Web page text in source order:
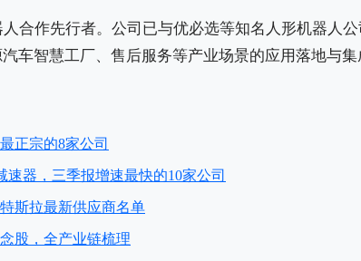
合作先行者。公司已与优必选等知名人形机器人
车智慧工厂、售后服务等产业场景的应用落地与集
正宗的8家公司
速器，三季报增速最快的10家公司
斯拉最新供应商名单
股，全产业链梳理